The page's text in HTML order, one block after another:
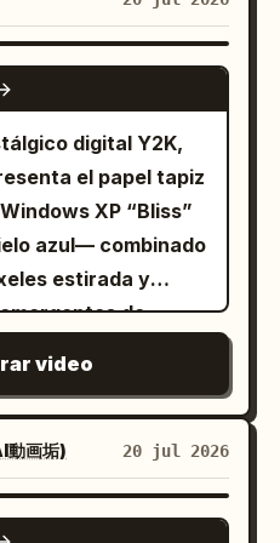
a gráficos en
o videos
duplicación) La
perfectamente
de la
frente a la
fuente sans-serif
Añada brillo
resplandor y
a los
de escala
en sincronía
SEEDANCE 2.0
digital Y2K,
el papel tapiz
XP “Bliss”
azul— combinado
estirada y
de
ventanas están
con
y bordes
principal es una
en plano medio,
video
動画垢) 20 jul 2026
GROK IMAGINE